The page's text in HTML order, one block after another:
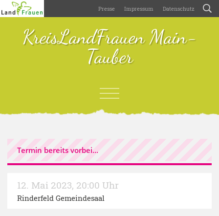
Presse Impressum Datenschutz
KreisLandFrauen Main-
Tauber
Termin bereits vorbei...
12. Mai 2023, 20:00 Uhr
Rinderfeld Gemeindesaal